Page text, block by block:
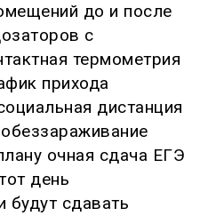
до и после
с
термометрия
прихода
дистанция
очная сдача ЕГЭ
день
будут сдавать